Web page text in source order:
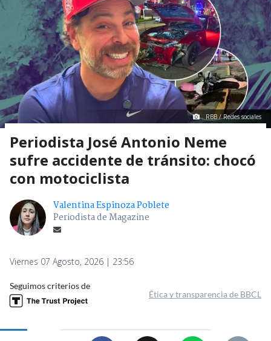
RBB / Redes sociales
Periodista José Antonio Neme
sufre accidente de tránsito: chocó
con motociclista
Valentina Espinoza Poblete
Periodista de Magazine
Viernes 07 Agosto, 2026 | 23:56
Seguimos criterios de
Ética y transparencia de BBCL